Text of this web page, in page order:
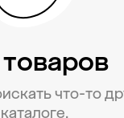
что-то